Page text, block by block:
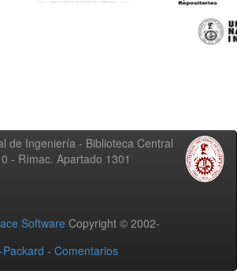
de Ingeniería - Biblioteca Central
- Rímac. Apartado 1301
Software Copyright © 2002-
- Comentarios